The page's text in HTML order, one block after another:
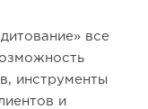
все
инструменты
и